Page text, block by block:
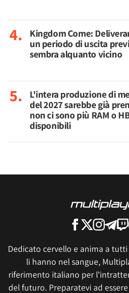
Kingdom Come:
un periodo di uscita
sembra alquanto vicino
L'intera produzione di
del 2027 sarebbe già
non ci sono più RAM o
disponibili
Dedicato cervello e anima a
li hanno nel sangue,
riferimento italiano per
del futuro. Preparatevi ad